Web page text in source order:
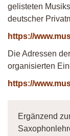
gelisteten
deutscher
https://
Die Adressen
organisierten
https://
Ergänzend